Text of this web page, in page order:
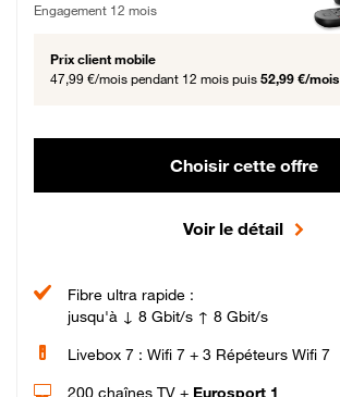
Engagement 12 mois
Prix client mobile
47,99 €/mois pendant 12 mois puis 52,99 €/mois
Choisir cette offre
Voir le détail
Fibre ultra rapide :
jusqu'à ↓ 8 Gbit/s ↑ 8 Gbit/s
Livebox 7 : Wifi 7 + 3 Répéteurs Wifi 7
200 chaînes TV + Eurosport 1